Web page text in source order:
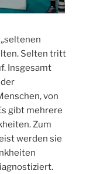
Selten tritt
Insgesamt
von
gibt mehrere
Zum
werden sie